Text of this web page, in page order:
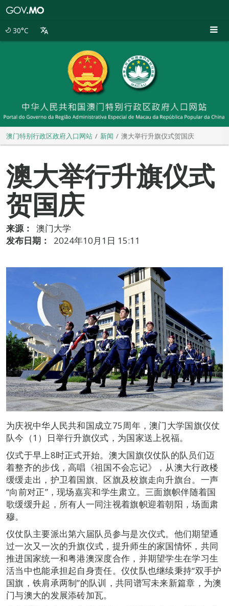
30°C
澳门特别行政区政府入口网站 新闻 澳大举行升旗仪式贺国庆
澳大举行升旗仪式
贺国庆
来源：
澳门大学
发布日期：
2024年10月1日 15:11
为庆祝中华人民共和国成立75周年，澳门大学国旗仪仗
队今（1）日举行升旗仪式，为国家送上祝福。
仪式于早上8时正式开始。澳大国旗仪仗队的队员们迈
着整齐的步伐，高唱《祖国不会忘记》，从澳大行政楼
缓缓走出，护卫着国旗、区旗及校旗走向升旗台。一声
“向前对正”，现场嘉宾和学生肃立。三面旗帜伴随着国
歌缓缓升起，所有人一同注视着旗帜迎着朝阳，场面肃
穆。
仪仗队主要派出第六届队员参与是次仪式。他们期望通
过一次又一次的升旗仪式，提升师生的家国情怀，共同
推进国家统一和粤港澳深度合作，并期望学生在学习生
活当中也能承担起自身责任。仪仗队也继续秉持“双手护
国旗，铁肩承两制”的队训，共同谱写未来新篇章，为澳
门与澳大的发展添砖加瓦。